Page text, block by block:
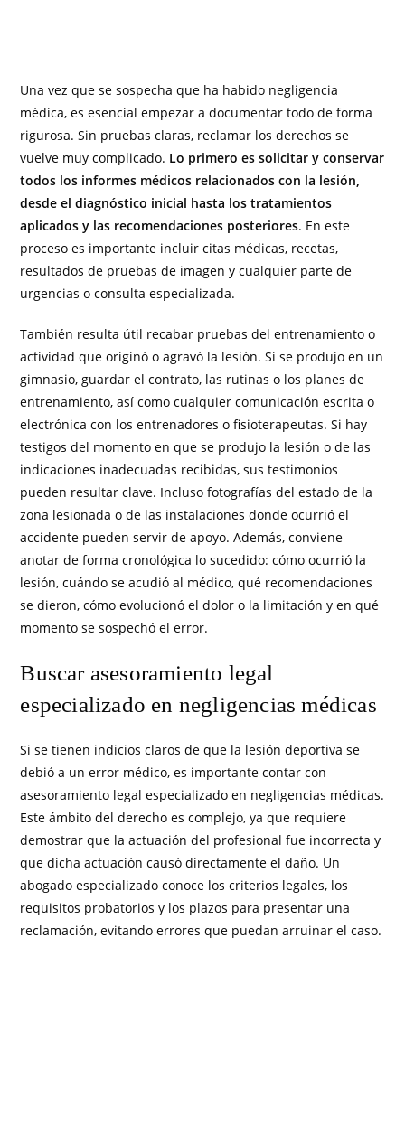
Una vez que se sospecha que ha habido negligencia
médica, es esencial empezar a documentar todo de forma
rigurosa. Sin pruebas claras, reclamar los derechos se
vuelve muy complicado. Lo primero es solicitar y conservar
todos los informes médicos relacionados con la lesión,
desde el diagnóstico inicial hasta los tratamientos
aplicados y las recomendaciones posteriores. En este
proceso es importante incluir citas médicas, recetas,
resultados de pruebas de imagen y cualquier parte de
urgencias o consulta especializada.
También resulta útil recabar pruebas del entrenamiento o
actividad que originó o agravó la lesión. Si se produjo en un
gimnasio, guardar el contrato, las rutinas o los planes de
entrenamiento, así como cualquier comunicación escrita o
electrónica con los entrenadores o fisioterapeutas. Si hay
testigos del momento en que se produjo la lesión o de las
indicaciones inadecuadas recibidas, sus testimonios
pueden resultar clave. Incluso fotografías del estado de la
zona lesionada o de las instalaciones donde ocurrió el
accidente pueden servir de apoyo. Además, conviene
anotar de forma cronológica lo sucedido: cómo ocurrió la
lesión, cuándo se acudió al médico, qué recomendaciones
se dieron, cómo evolucionó el dolor o la limitación y en qué
momento se sospechó el error.
Buscar asesoramiento legal
especializado en negligencias médicas
Si se tienen indicios claros de que la lesión deportiva se
debió a un error médico, es importante contar con
asesoramiento legal especializado en negligencias médicas.
Este ámbito del derecho es complejo, ya que requiere
demostrar que la actuación del profesional fue incorrecta y
que dicha actuación causó directamente el daño. Un
abogado especializado conoce los criterios legales, los
requisitos probatorios y los plazos para presentar una
reclamación, evitando errores que puedan arruinar el caso.